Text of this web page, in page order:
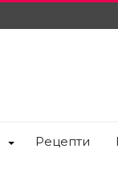
Рецепти